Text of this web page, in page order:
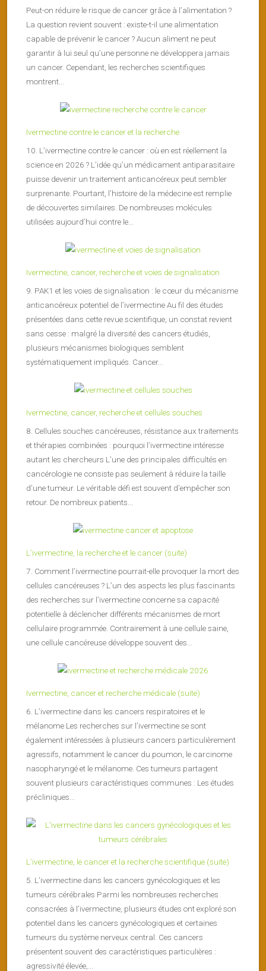
Peut-on réduire le risque de cancer grâce à l’alimentation ?
La question revient souvent : existe-t-il une alimentation
capable de prévenir le cancer ? Aucun aliment ne peut
garantir à lui seul qu’une personne ne développera jamais
un cancer. Cependant, les recherches scientifiques
montrent...
Ivermectine contre le cancer et la recherche
10. L’ivermectine contre le cancer : où en est réellement la
science en 2026 ? L’idée qu’un médicament antiparasitaire
puisse devenir un traitement anticancéreux peut sembler
surprenante. Pourtant, l’histoire de la médecine est remplie
de découvertes similaires. De nombreuses molécules
utilisées aujourd’hui contre le...
Ivermectine, cancer, recherche et voies de signalisation
9. PAK1 et les voies de signalisation : le cœur du mécanisme
anticancéreux potentiel de l’ivermectine Au fil des études
présentées dans cette revue scientifique, un constat revient
sans cesse : malgré la diversité des cancers étudiés,
plusieurs mécanismes biologiques semblent
systématiquement impliqués. Cancer...
Ivermectine, cancer, recherche et cellules souches
8. Cellules souches cancéreuses, résistance aux traitements
et thérapies combinées : pourquoi l’ivermectine intéresse
autant les chercheurs L’une des principales difficultés en
cancérologie ne consiste pas seulement à réduire la taille
d’une tumeur. Le véritable défi est souvent d’empêcher son
retour. De nombreux patients...
L’ivermectine, la recherche et le cancer (suite)
7. Comment l’ivermectine pourrait-elle provoquer la mort des
cellules cancéreuses ? L’un des aspects les plus fascinants
des recherches sur l’ivermectine concerne sa capacité
potentielle à déclencher différents mécanismes de mort
cellulaire programmée. Contrairement à une cellule saine,
une cellule cancéreuse développe souvent des...
Ivermectine, cancer et recherche médicale (suite)
6. L’ivermectine dans les cancers respiratoires et le
mélanome Les recherches sur l’ivermectine se sont
également intéressées à plusieurs cancers particulièrement
agressifs, notamment le cancer du poumon, le carcinome
nasopharyngé et le mélanome. Ces tumeurs partagent
souvent plusieurs caractéristiques communes : Les études
précliniques...
L’ivermectine, le cancer et la recherche scientifique (suite)
5. L’ivermectine dans les cancers gynécologiques et les
tumeurs cérébrales Parmi les nombreuses recherches
consacrées à l’ivermectine, plusieurs études ont exploré son
potentiel dans les cancers gynécologiques et certaines
tumeurs du système nerveux central. Ces cancers
présentent souvent des caractéristiques particulières :
agressivité élevée,...